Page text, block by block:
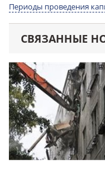
Периоды проведения
СВЯЗАННЫЕ